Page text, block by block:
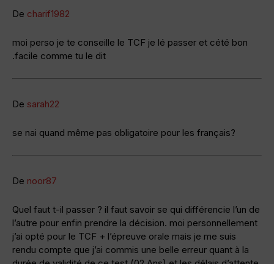
De charif1982
moi perso je te conseille le TCF je lé passer et cété bon
.facile comme tu le dit
De sarah22
se nai quand même pas obligatoire pour les français?
De noor87
Quel faut t-il passer ? il faut savoir se qui différencie l’un de
l’autre pour enfin prendre la décision. moi personnellement
j’ai opté pour le TCF + l’épreuve orale mais je me suis
rendu compte que j’ai commis une belle erreur quant à la